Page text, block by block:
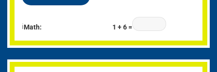
ℹMath: 1 + 6 =